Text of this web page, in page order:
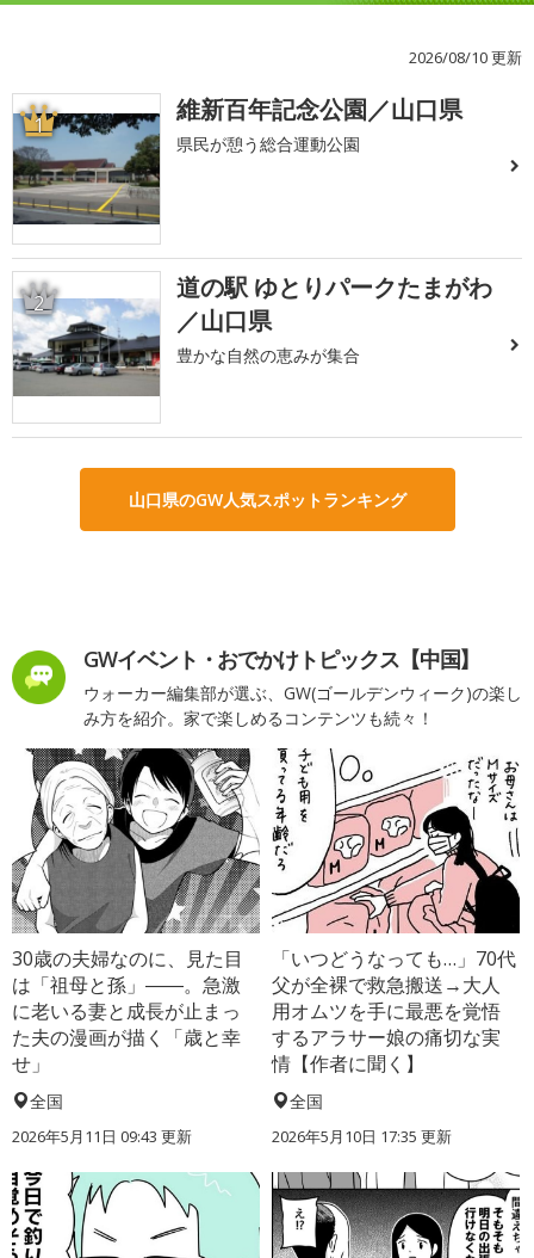
2026/08/10 更新
1 維新百年記念公園／山口県
県民が憩う総合運動公園
2
道の駅 ゆとりパークたまがわ
／山口県
豊かな自然の恵みが集合
山口県のGW人気スポットランキング
GWイベント・おでかけトピックス【中国】
ウォーカー編集部が選ぶ、GW(ゴールデンウィーク)の楽し
み方を紹介。家で楽しめるコンテンツも続々！
30歳の夫婦なのに、見た目
は「祖母と孫」――。急激
に老いる妻と成長が止まっ
た夫の漫画が描く「歳と幸
せ」
全国
2026年5月11日 09:43 更新
「いつどうなっても…」70代
父が全裸で救急搬送→大人
用オムツを手に最悪を覚悟
するアラサー娘の痛切な実
情【作者に聞く】
全国
2026年5月10日 17:35 更新